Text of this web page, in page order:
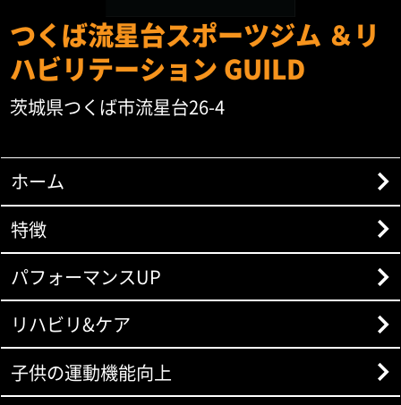
つくば流星台スポーツジム ＆リ
ハビリテーション GUILD
茨城県つくば市流星台26-4
ホーム
特徴
パフォーマンスUP
リハビリ&ケア
子供の運動機能向上